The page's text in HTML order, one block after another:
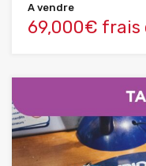
A vendre
69,000€ frais